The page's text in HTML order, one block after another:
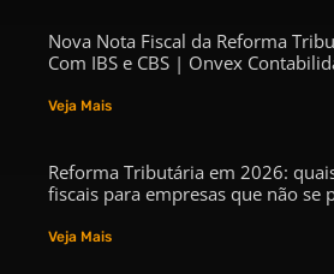
Nova Nota Fiscal da Reforma
Com IBS e CBS | Onvex
Veja Mais
Reforma Tributária em 2026:
fiscais para empresas que não se
Veja Mais